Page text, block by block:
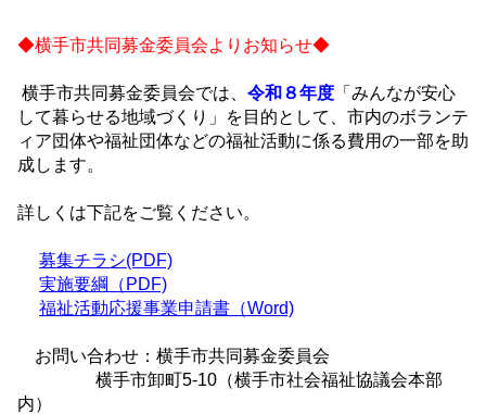
◆横手市共同募金委員会よりお知らせ◆
横手市共同募金委員会では、 令和８年度 「みんなが安心
して暮らせる地域づくり」を目的として、市内のボランテ
ィア団体や福祉団体などの福祉活動に係る費用の一部を助
成します。
詳しくは下記をご覧ください。
募集チラシ(PDF)
実施要綱（PDF)
福祉活動応援事業申請書（Word)
お問い合わせ：横手市共同募金委員会
横手市卸町5-10（横手市社会福祉協議会本部
内）